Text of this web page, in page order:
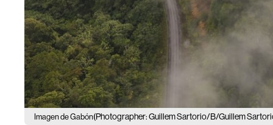
Imagen de Gabón(Photographer: Guillem Sartorio/B/Guillem